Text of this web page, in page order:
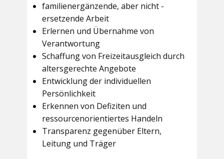
familienergänzende, aber nicht -
ersetzende Arbeit
Erlernen und Übernahme von
Verantwortung
Schaffung von Freizeitausgleich durch
altersgerechte Angebote
Entwicklung der individuellen
Persönlichkeit
Erkennen von Defiziten und
ressourcenorientiertes Handeln
Transparenz gegenüber Eltern,
Leitung und Träger